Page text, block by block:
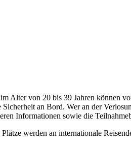
Alter von 20 bis 39 Jahren können
an Bord. Wer an der
Informationen sowie die
werden an internationale